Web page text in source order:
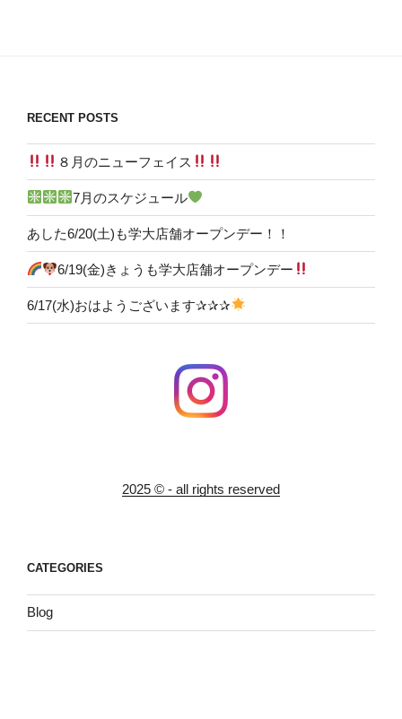
RECENT POSTS
８月のニューフェイス
7月のスケジュール
あした6/20(土)も学大店舗オープンデー！！
6/19(金)きょうも学大店舗オープンデー
6/17(水)おはようございます✰✰✰
2025 © - all rights reserved
CATEGORIES
Blog